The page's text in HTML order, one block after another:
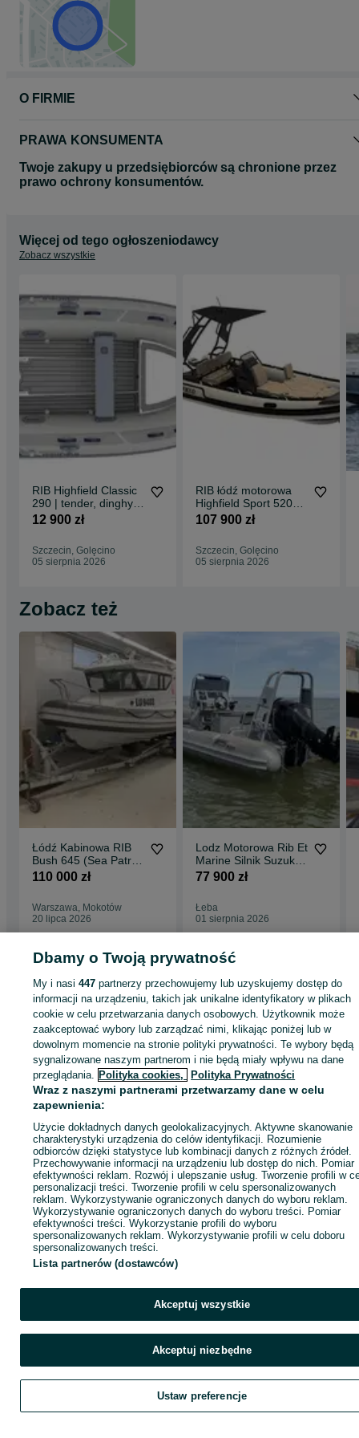
podstawowym, bez silnika.
Cena startowa wersji Hypalon to 120.000 PLN
W celu uzyskania szczegółowej oferty, dostępności oraz wyceny w
wybranej konfiguracji zapraszamy do kontaktu. Możliwość
O FIRMIE
PRAWA KONSUMENTA
Twoje zakupy u przedsiębiorców są chronione przez
prawo ochrony konsumentów.
Więcej od tego ogłoszeniodawcy
Zobacz wszystkie
RIB Highfield Classic
290 | tender, dinghy,
mała łódź motorowa
12 900 zł
Szczecin, Golęcino
05 sierpnia 2026
RIB łódź motorowa
Highfield Sport 520
Hypalon - NOWOŚĆ
107 900 zł
Szczecin, Golęcino
05 sierpnia 2026
Zobacz też
Łódź Kabinowa RIB
Bush 645 (Sea Patrol
630) – Rok 2013
110 000 zł
Warszawa, Mokotów
20 lipca 2026
Lodz Motorowa Rib Et
Marine Silnik Suzuki
DF100 vat 23%
77 900 zł
Łeba
01 sierpnia 2026
Motorowe - Zachodniopomorskie
Motorowe - Szczecin Motorowe - Bukowo
KATEGORIA
ID:1056651002 Wyświetlenia:
Dbamy o Twoją prywatność
My i nasi447 partnerzy przechowujemy lub uzyskujemy dostęp do
informacji na urządzeniu, takich jak unikalne identyfikatory w plikach
cookie w celu przetwarzania danych osobowych. Użytkownik może
zaakceptować wybory lub zarządzać nimi, klikając poniżej lub w
dowolnym momencie na stronie polityki prywatności. Te wybory będą
sygnalizowane naszym partnerom i nie będą miały wpływu na dane
przeglądania. Polityka cookies, Polityka Prywatności
Wraz z naszymi partnerami przetwarzamy dane w celu
zapewnienia:
Użycie dokładnych danych geolokalizacyjnych. Aktywne skanowanie
charakterystyki urządzenia do celów identyfikacji. Rozumienie
odbiorców dzięki statystyce lub kombinacji danych z różnych źródeł.
Przechowywanie informacji na urządzeniu lub dostęp do nich. Pomiar
efektywności reklam. Rozwój i ulepszanie usług. Tworzenie profili w
personalizacji treści. Tworzenie profili w celu spersonalizowanych
reklam. Wykorzystywanie ograniczonych danych do wyboru reklam.
Wykorzystywanie ograniczonych danych do wyboru treści. Pomiar
efektywności treści. Wykorzystanie profili do wyboru
spersonalizowanych reklam. Wykorzystywanie profili w celu doboru
spersonalizowanych treści.
Lista partnerów (dostawców)
Akceptuj wszystkie
Akceptuj niezbędne
Ustaw preferencje